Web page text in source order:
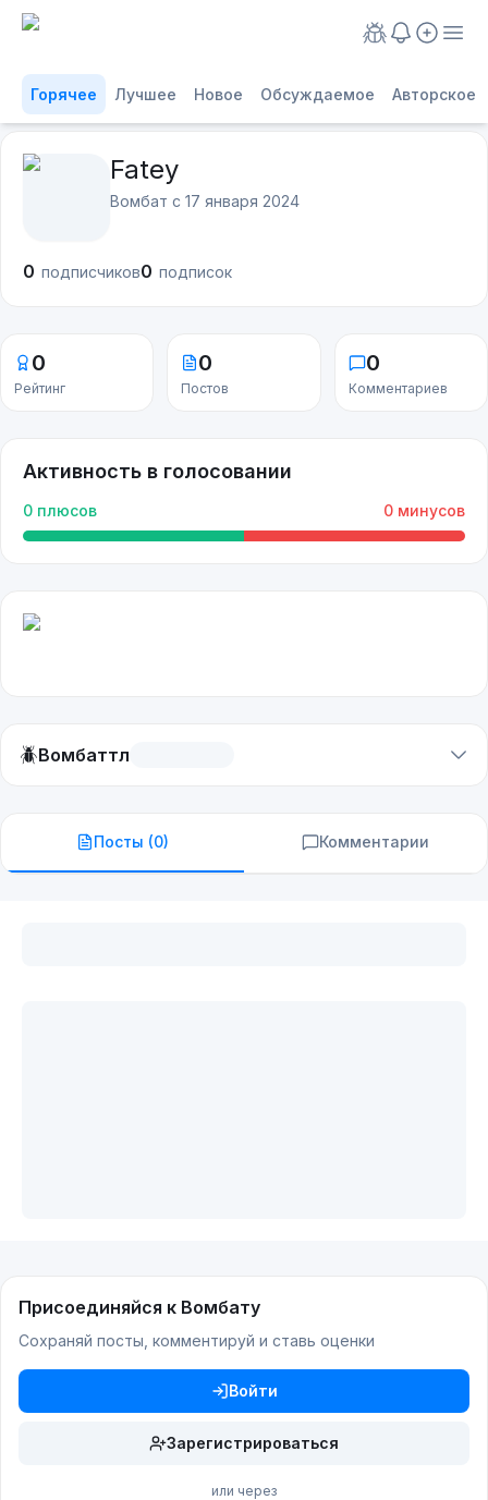
Горячее Лучшее Новое Обсуждаемое Авторское
Fatey
Вомбат с 17 января 2024
0 подписчиков0 подписок
0
Рейтинг
0
Постов
0
Комментариев
Активность в голосовании
0 плюсов 0 минусов
🪲Вомбаттл
Посты (0) Комментарии
Присоединяйся к Вомбату
Сохраняй посты, комментируй и ставь оценки
Войти
Зарегистрироваться
или через